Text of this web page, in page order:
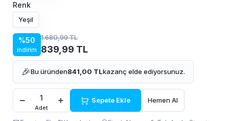
Renk
Yeşil
%50
indirim
1.680,99 TL
839,99 TL
🎉Bu üründen841,00 TLkazanç elde ediyorsunuz.
Adet
Sepete Ekle Hemen Al